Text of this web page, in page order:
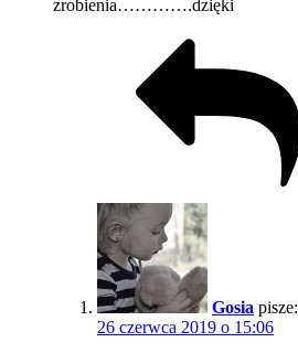
zrobienia………….dzięki
Gosia pisze:
26 czerwca 2019 o 15:06